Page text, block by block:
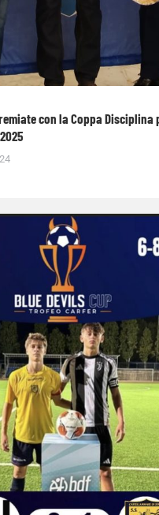
con la Coppa Disciplina